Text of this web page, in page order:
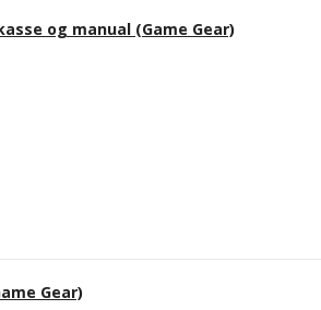
og manual (Game Gear)
Gear)